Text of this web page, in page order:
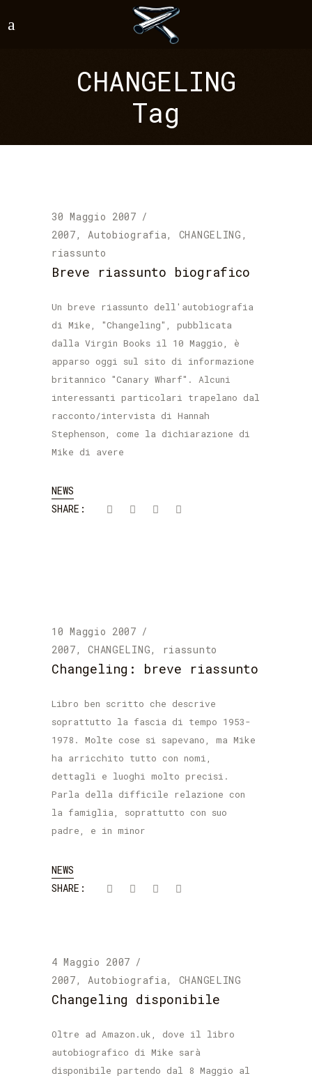
CHANGELING
Tag
30 Maggio 2007
2007,Autobiografia, CHANGELING ,
riassunto
Breve riassunto biografico
Un breve riassunto dell'autobiografia
di Mike, "Changeling", pubblicata
dalla Virgin Books il 10 Maggio, è
apparso oggi sul sito di informazione
britannico "Canary Wharf". Alcuni
interessanti particolari trapelano dal
racconto/intervista di Hannah
Stephenson, come la dichiarazione di
Mike di avere
NEWS
SHARE:
10 Maggio 2007
2007,CHANGELING, riassunto
Changeling: breve riassunto
Libro ben scritto che descrive
soprattutto la fascia di tempo 1953-
1978. Molte cose si sapevano, ma Mike
ha arricchito tutto con nomi,
dettagli e luoghi molto precisi.
Parla della difficile relazione con
la famiglia, soprattutto con suo
padre, e in minor
NEWS
SHARE:
4 Maggio 2007
2007, Autobiografia, CHANGELING
Changeling disponibile
Oltre ad Amazon.uk, dove il libro
autobiografico di Mike sarà
disponibile partendo dal 8 Maggio al